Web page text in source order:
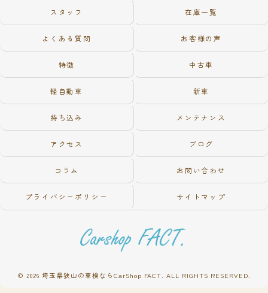
スタッフ 在庫一覧
よくある質問 お客様の声
特徴 中古車
軽自動車 新車
持ち込み メンテナンス
アクセス ブログ
コラム お問い合わせ
プライバシーポリシー サイトマップ
© 2026 埼玉県狭山の車検ならCarShop FACT. ALL RIGHTS RESERVED.